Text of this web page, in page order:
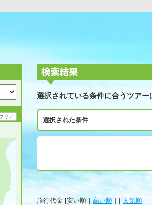
リア
選択されている条件に合うツアー
選択された条件
旅行代金 [安い順 ｜ 高い順 ]｜ 人気順